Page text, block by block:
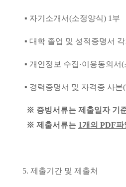
▪ 자기소개서(소정양식) 1 부
▪ 대학 졸업 및 성적증명서 각
▪ 개인정보 수집 ·이용동의서(
▪ 경력증명서 및 자격증 사본(
※ 증빙서류는 제출일자 기
※ 제출서류는 1개의 PDF파
5. 제출기간 및 제출처